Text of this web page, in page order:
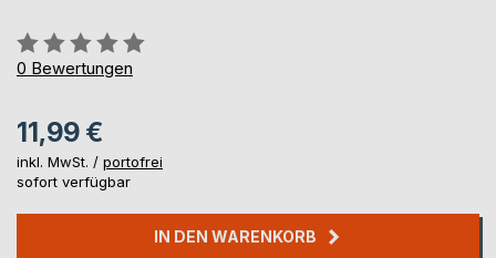
Bewertung::
0%
0 Bewertungen
11,99 €
inkl. MwSt. / portofrei
sofort verfügbar
IN DEN WARENKORB